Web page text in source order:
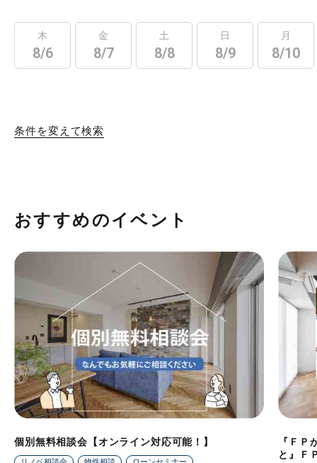
木
8/6
金
8/7
土
8/8
日
8/9
月
8/10
条件を変えて検索
おすすめのイベント
個別無料相談会【オンライン対応可能！】
『ＦＰ
と』Ｆ